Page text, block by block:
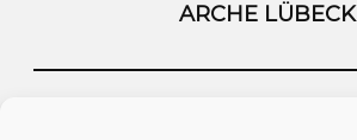
ARCHE LÜBECK